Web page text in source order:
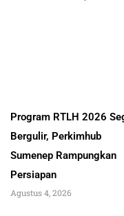
Program RTLH 2026
Bergulir, Perkimhub
Sumenep Rampungkan
Persiapan
Agustus 4, 2026